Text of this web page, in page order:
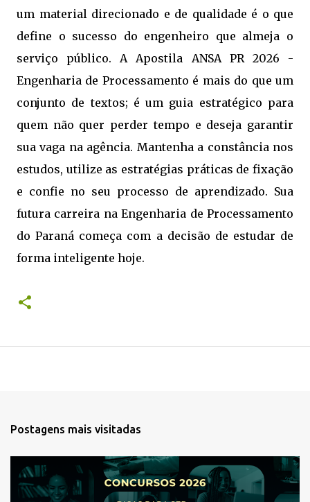
um material direcionado e de qualidade é o que
define o sucesso do engenheiro que almeja o
serviço público. A Apostila ANSA PR 2026 -
Engenharia de Processamento é mais do que um
conjunto de textos; é um guia estratégico para
quem não quer perder tempo e deseja garantir
sua vaga na agência. Mantenha a constância nos
estudos, utilize as estratégias práticas de fixação
e confie no seu processo de aprendizado. Sua
futura carreira na Engenharia de Processamento
do Paraná começa com a decisão de estudar de
forma inteligente hoje.
Postagens mais visitadas